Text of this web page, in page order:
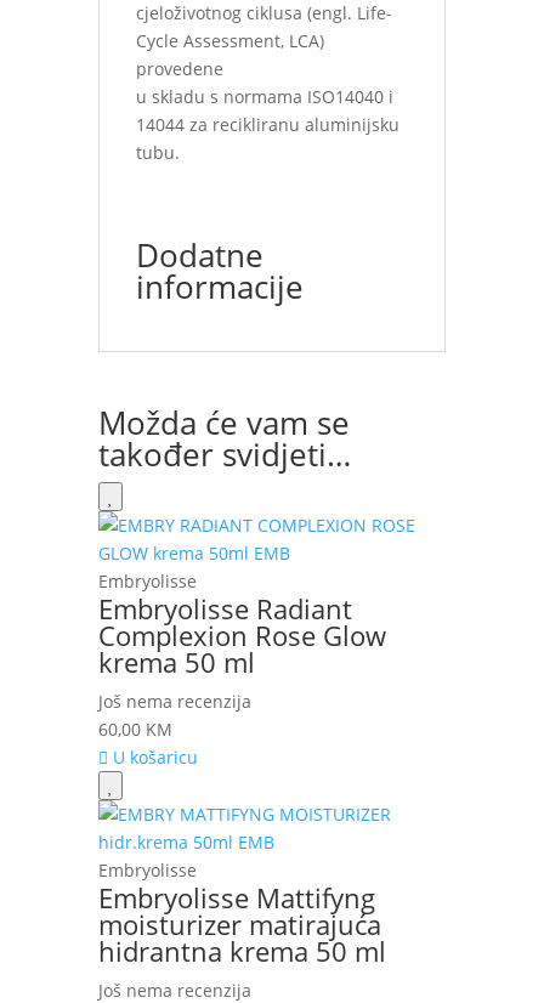
cjeloživotnog ciklusa (engl. Life-
Cycle Assessment, LCA)
provedene
u skladu s normama ISO14040 i
14044 za recikliranu aluminijsku
tubu.
Dodatne
informacije
Možda će vam se
također svidjeti…
Embryolisse
Embryolisse Radiant
Complexion Rose Glow
krema 50 ml
Još nema recenzija
60,00 KM
U košaricu
Embryolisse
Embryolisse Mattifyng
moisturizer matirajuća
hidrantna krema 50 ml
Još nema recenzija